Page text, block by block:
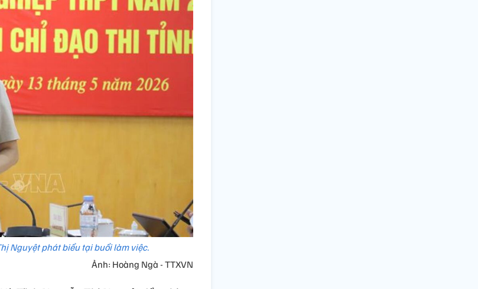
Nguyệt phát biểu tại buổi làm việc.
Ảnh: Hoàng Ngà - TTXVN